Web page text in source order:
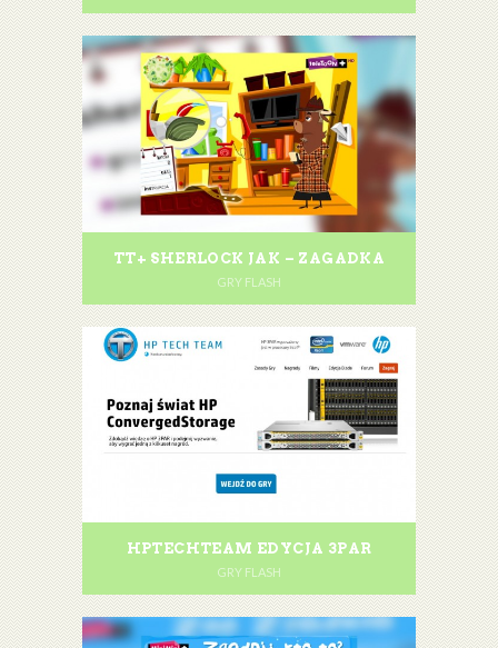
TT+ SHERLOCK JAK – ZAGADKA
GRY FLASH
HPTECHTEAM EDYCJA 3PAR
GRY FLASH